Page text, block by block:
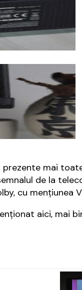
prezente mai
de la
cu mențiunea
aici, mai